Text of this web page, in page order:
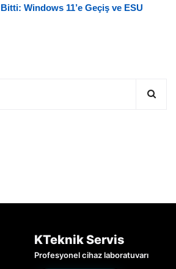
Windows 11’e Geçiş ve ESU
KTeknik Servis
Profesyonel cihaz laboratuvarı